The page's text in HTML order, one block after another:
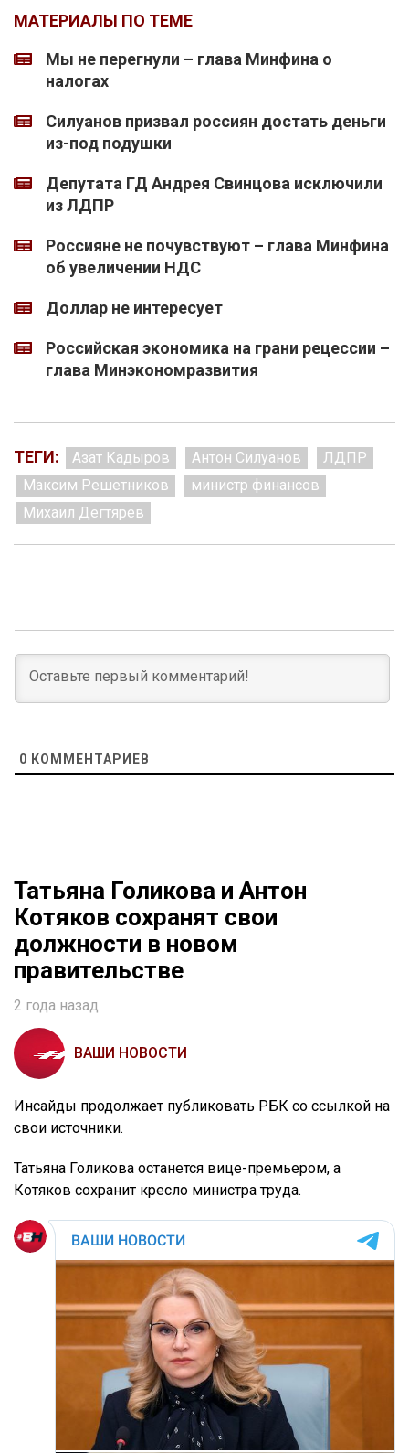
МАТЕРИАЛЫ ПО ТЕМЕ
Мы не перегнули – глава Минфина о
налогах
Силуанов призвал россиян достать деньги
из-под подушки
Депутата ГД Андрея Свинцова исключили
из ЛДПР
Россияне не почувствуют – глава Минфина
об увеличении НДС
Доллар не интересует
Российская экономика на грани рецессии –
глава Минэкономразвития
ТЕГИ: Азат Кадыров Антон Силуанов
ЛДПР
Максим Решетников
министр финансов
Михаил Дегтярев
0 КОММЕНТАРИЕВ
Татьяна Голикова и Антон
Котяков сохранят свои
должности в новом
правительстве
2 года назад
ВАШИ НОВОСТИ
Инсайды продолжает публиковать РБК со ссылкой на
свои источники.
Татьяна Голикова останется вице-премьером, а
Котяков сохранит кресло министра труда.